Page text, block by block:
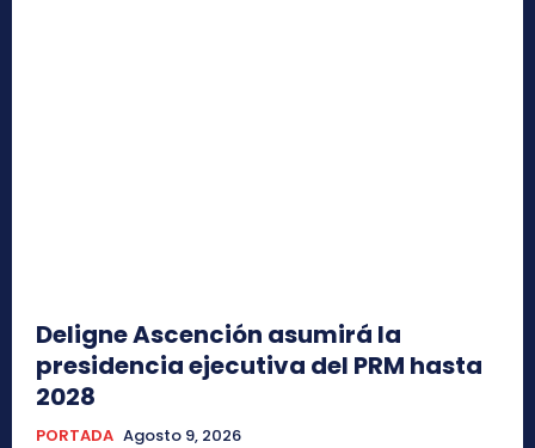
Deligne Ascención asumirá la
presidencia ejecutiva del PRM hasta
2028
PORTADA Agosto 9, 2026